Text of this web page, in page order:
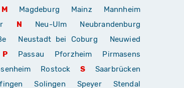
M Magdeburg Mainz
Mannheim
N Neu-Ulm
Neubrandenburg
Neustadt bei Coburg
Neuwied
P Passau Pforzheim
Pirmasens
Rostock S
Saarbrücken
Solingen Speyer Stendal